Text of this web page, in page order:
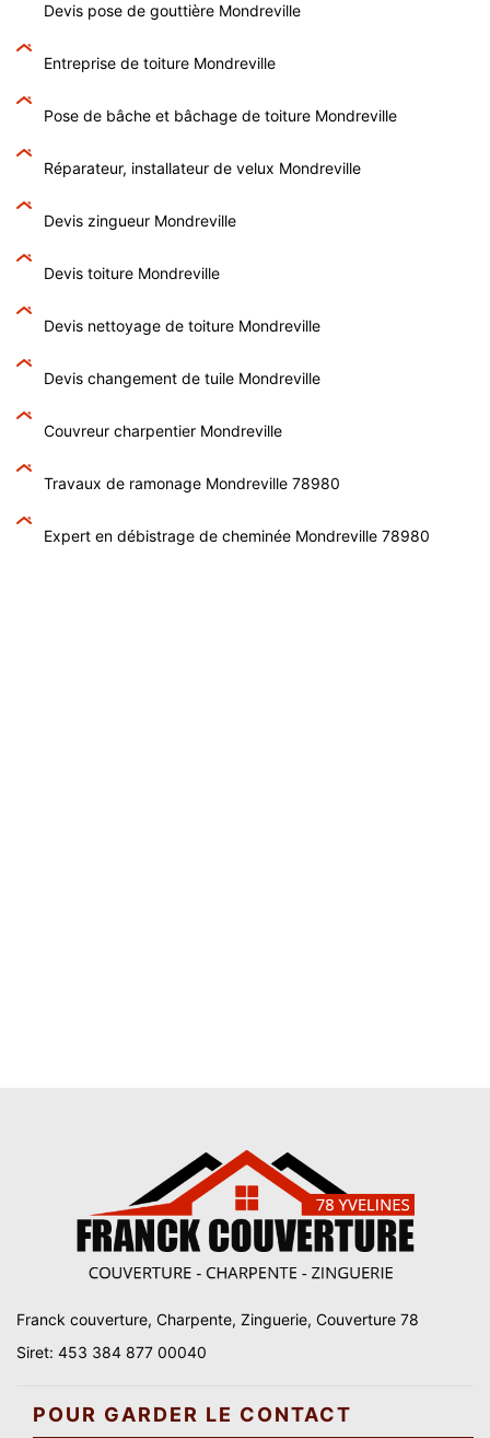
Devis pose de gouttière Mondreville
Entreprise de toiture Mondreville
Pose de bâche et bâchage de toiture Mondreville
Réparateur, installateur de velux Mondreville
Devis zingueur Mondreville
Devis toiture Mondreville
Devis nettoyage de toiture Mondreville
Devis changement de tuile Mondreville
Couvreur charpentier Mondreville
Travaux de ramonage Mondreville 78980
Expert en débistrage de cheminée Mondreville 78980
Franck couverture, Charpente, Zinguerie, Couverture 78
Siret: 453 384 877 00040
POUR GARDER LE CONTACT